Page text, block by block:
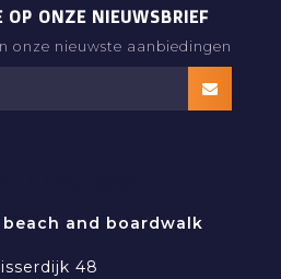
OP ONZE NIEUWSBRIEF
onze nieuwste aanbiedingen
and boardwalk
48